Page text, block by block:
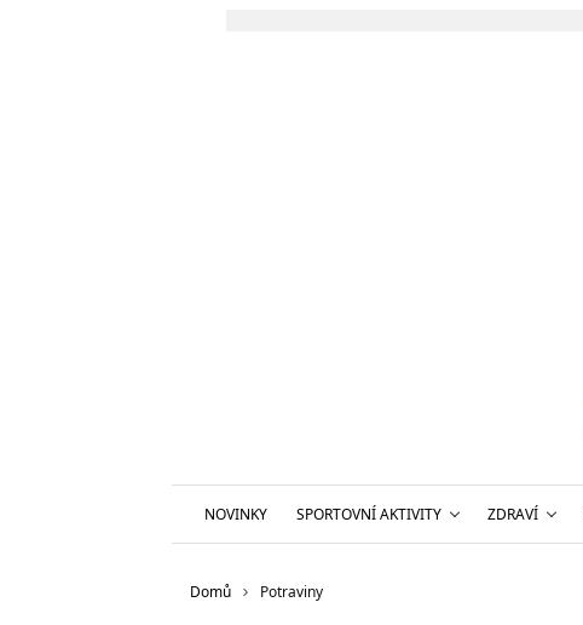
NOVINKY SPORTOVNÍ AKTIVITY ZDRAVÍ
Domů Potraviny